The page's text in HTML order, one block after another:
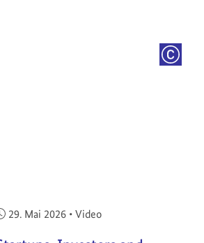
Veröffentlicht am:
29. Mai 2026 • Video